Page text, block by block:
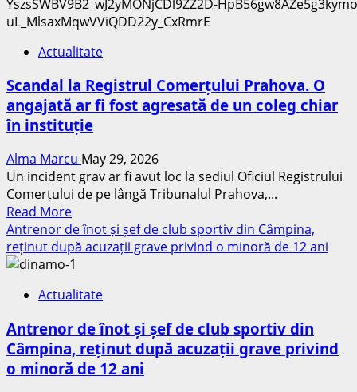
clasă
elevi
CES
birourile
instituții
din
Ploiești:
O
a
ajuns
la
spital
după
ce
a
lovită
de
un
coleg
Actualitate
Scandal la Registrul Comerțului Prahova. O
angajată ar fi fost agresată de un coleg chiar
în instituție
Alma Marcu May 29, 2026
Un incident grav ar fi avut loc la sediul Oficiul Registrului
Comerțului de pe lângă Tribunalul Prahova,...
Read MoreRead
more
about
Scandal
Registrul
Prahova.
O
angajată
Antrenor de înot și șef de club sportiv din Câmpina,
reținut după acuzații grave privind o minoră de 12 ani
Actualitate
Antrenor de înot și șef de club sportiv din
Câmpina, reținut după acuzații grave privind
o minoră de 12 ani